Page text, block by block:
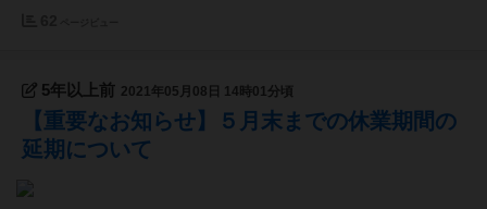
5年以上前 2021年05月08日 14時01分頃
【重要なお知らせ】５月末までの休業期間の
延期について